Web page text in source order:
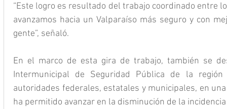
“Este logro es resultado del trabajo coordinado entre
avanzamos hacia un Valparaíso más seguro y con
gente”, señaló.
En el marco de esta gira de trabajo, también se
Intermunicipal de Seguridad Pública de la región
autoridades federales, estatales y municipales, en
ha permitido avanzar en la disminución de la